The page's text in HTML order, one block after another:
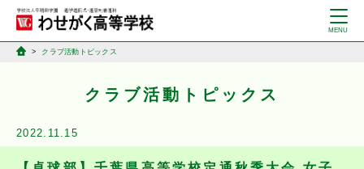
クラブ活動トピックス
クラブ活動トピックス
2022.11.15